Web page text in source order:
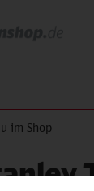
im Shop